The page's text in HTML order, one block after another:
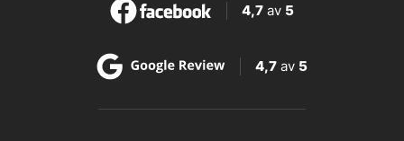
4,7 av 5
4,7 av 5